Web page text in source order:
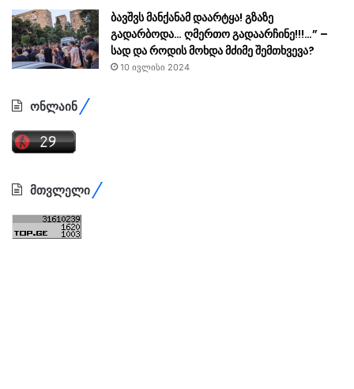
ბავშვს მანქანამ დაარტყა! გზაზე
გადარბოდა… ღმერთო გადაარჩინე!!!…” –
სად და როდის მოხდა მძიმე შემთხვევა?
10 ივლისი 2024
ონლაინ
მთვლელი